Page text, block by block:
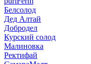
Белсолод
Дед Алтай
Добродел
Курский солод
Малиновка
Ректифай